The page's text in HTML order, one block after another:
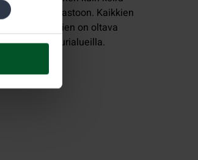
lasketaan maastoon. Kaikkien
koiranomistajien on oltava
tarkkana tunturialueilla.